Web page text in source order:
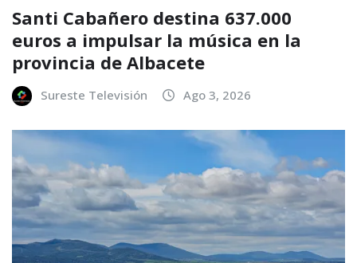
Santi Cabañero destina 637.000
euros a impulsar la música en la
provincia de Albacete
Sureste Televisión Ago 3, 2026